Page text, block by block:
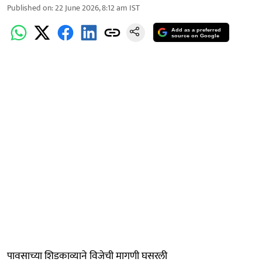
Published on:22 June 2026, 8:12 am IST
Add as a preferred
source on Google
पावसाच्या शिडकाव्याने विजेची मागणी घसरली